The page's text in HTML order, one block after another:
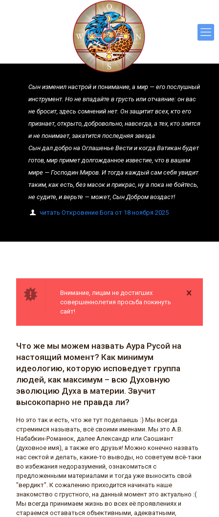
Сын изменил настрой и понимание, а мир — его послушный
инструмент. Но не впадайте в грусть или отчаяние: он вас
не бросит, здесь сомнений нет. Он защитит всех, кто его
признает, открыто, добровольно, навсегда, а тех, кто злится
и не понимает, закатится последняя звезда.
Сын дал добро на Оглашенье Вести и когда Ватикан будет
готов, мир примет долгожданное известие, что в вашем
мире — Господин Миров. И тогда каждый сам себя увидит
таким, как есть, без масок и прикрас, ну а пока не бойтесь,
не судите, и верьте — может, Сын Добром воздаст!
читать Откровение Бога от 18 ноября 2025
Внимание, лицам не достигших
совершеннолетия просьба покинуть
сайт!
Что же мы можем назвать Аура Русой на
настоящий момент? Как минимум
идеологию, которую исповедует группа
людей, как максимум – всю Духовную
эволюцию Духа в материи. Звучит
высокопарно не правда ли?
Но это так и есть, что же тут поделаешь :) Мы всегда
стремимся называть, всё своими именами. Мы это А.В.
Набабкин-Романюк, далее Александр или Саошиант
(духовное имя), а также его друзья! Можно конечно назвать
нас сектой и делать, какие-то выводы, но советуем всё-таки
во избежания недоразумений, ознакомиться с
предложенными материалами и тогда уже выносить свой
"вердикт". К сожалению приходится начинать наше
знакомство с грустного, на данный момент это актуально :(
Мы всегда принимаем жизнь во всех её проявлениях и
стараемся оставаться объективными, адекватными,